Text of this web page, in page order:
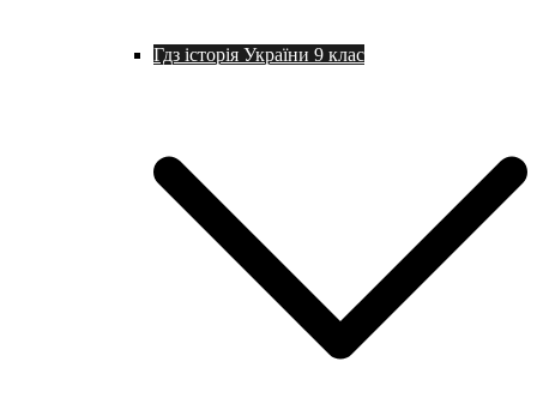
Гдз історія України 9 клас